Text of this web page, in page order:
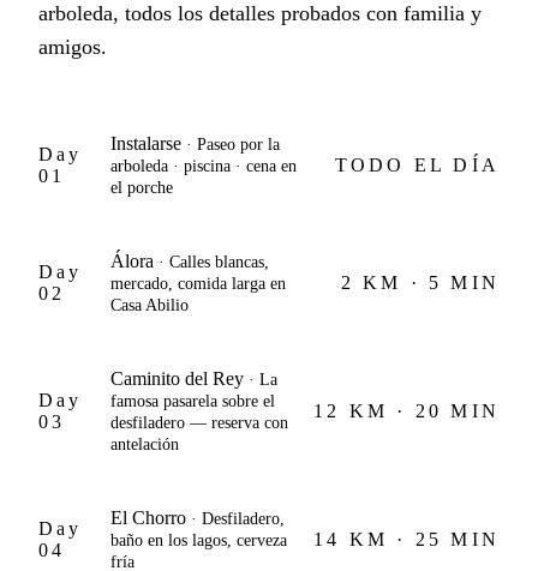
arboleda, todos los detalles probados con familia y
amigos.
Day
01
Instalarse · Paseo por la
arboleda · piscina · cena en
el porche
TODO EL DÍA
Day
02
Álora · Calles blancas,
mercado, comida larga en
Casa Abilio
2 KM · 5 MIN
Day
03
Caminito del Rey · La
famosa pasarela sobre el
desfiladero — reserva con
antelación
12 KM · 20 MIN
Day
04
El Chorro · Desfiladero,
baño en los lagos, cerveza
fría
14 KM · 25 MIN